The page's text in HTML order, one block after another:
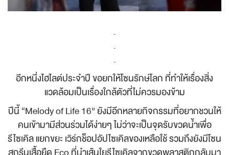
.
.
.
อีกหนึ่งไฮไลต์ประจำปี ขอยกให้โซนรักษ์โลก ที่ทำให้เรื่องสิ่ง
แวดล้อมเป็นเรื่องใกล้ตัวที่ไม่ควรมองข้าม
ปีนี้ “Melody of Life 16” ยังมีอีกหลายกิจกรรมที่อยากชวนให้
คนเข้ามามีส่วนร่วมได้ง่ายๆ ไม่ว่าจะเป็นจุดรับขวดน้ำเพื่อ
รีไซเคิล แยกขยะ เวิร์กช็อปอัปไซเคิลของเหลือใช้ รวมถึงยังมีโซน